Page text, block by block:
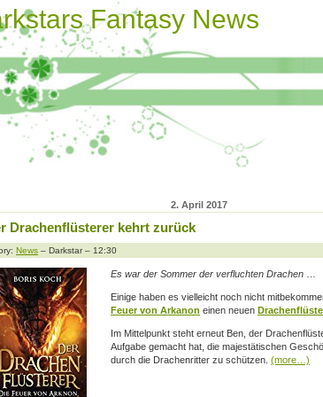
Fantasy News
2. April 2017
Drachenflüsterer kehrt zurück
News – Darkstar – 12:30
Es war der Sommer der verfluchten Drachen
Einige haben es vielleicht noch nicht
Feuer von Arkanon einen neuen
Im Mittelpunkt steht erneut Ben, der
Aufgabe gemacht hat, die majestätischen
durch die Drachenritter zu schützen. (more…)